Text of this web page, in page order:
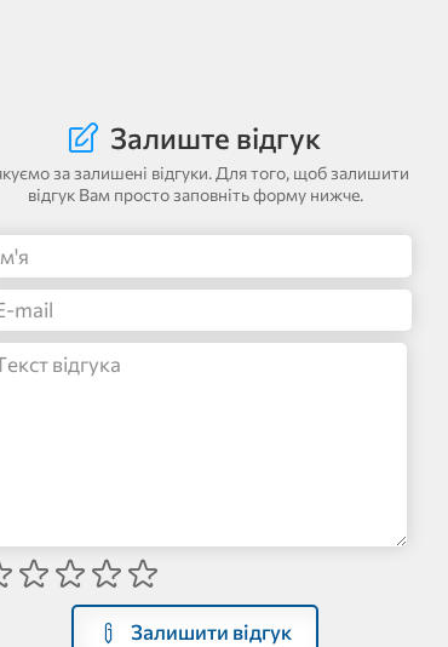
Залиште відгук
за залишені відгуки. Для того, щоб залишити
відгук Вам просто заповніть форму нижче.
Залишити відгук